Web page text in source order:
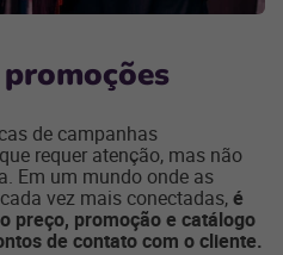
de campanhas
requer atenção, mas não
Em um mundo onde as
vez mais conectadas,é
preço, promoção e catálogo
de contato com o cliente.